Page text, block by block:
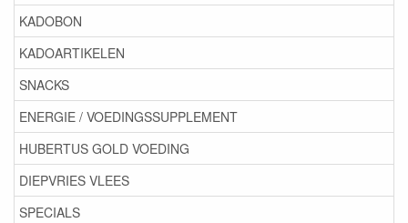
KADOBON
KADOARTIKELEN
SNACKS
ENERGIE / VOEDINGSSUPPLEMENT
HUBERTUS GOLD VOEDING
DIEPVRIES VLEES
SPECIALS